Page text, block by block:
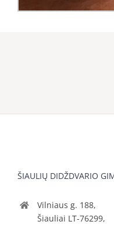
ŠIAULIŲ DIDŽDVARIO
Vilniaus g. 188,
Šiauliai LT-76299,